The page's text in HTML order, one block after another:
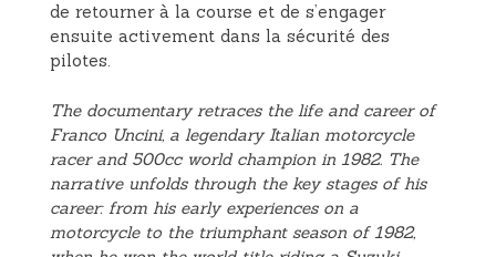
de retourner à la course et de s’engager
ensuite activement dans la sécurité des
pilotes.
The documentary retraces the life and career of
Franco Uncini, a legendary Italian motorcycle
racer and 500cc world champion in 1982. The
narrative unfolds through the key stages of his
career: from his early experiences on a
motorcycle to the triumphant season of 1982,